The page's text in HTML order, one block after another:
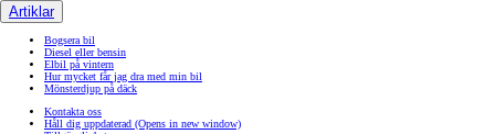
Artiklar
Bogsera bil
Diesel eller bensin
Elbil på vintern
Hur mycket får jag dra med min bil
Mönsterdjup på däck
Kontakta oss
Håll dig uppdaterad (Opens in new window)